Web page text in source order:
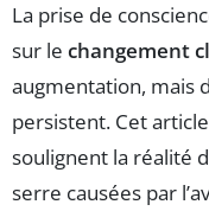
La prise de
sur le changement
augmentation, mais
persistent. Cet
soulignent la réalité
serre causées par